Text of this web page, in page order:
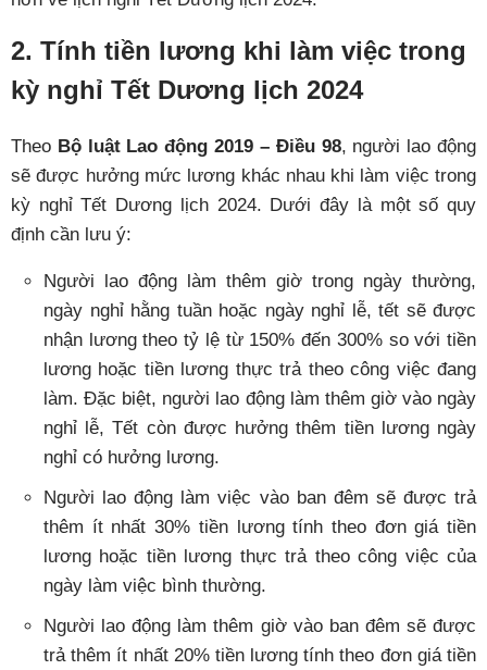
2. Tính tiền lương khi làm việc trong
kỳ nghỉ Tết Dương lịch 2024
Theo Bộ luật Lao động 2019 – Điều 98, người lao động
sẽ được hưởng mức lương khác nhau khi làm việc trong
kỳ nghỉ Tết Dương lịch 2024. Dưới đây là một số quy
định cần lưu ý:
Người lao động làm thêm giờ trong ngày thường,
ngày nghỉ hằng tuần hoặc ngày nghỉ lễ, tết sẽ được
nhận lương theo tỷ lệ từ 150% đến 300% so với tiền
lương hoặc tiền lương thực trả theo công việc đang
làm. Đặc biệt, người lao động làm thêm giờ vào ngày
nghỉ lễ, Tết còn được hưởng thêm tiền lương ngày
nghỉ có hưởng lương.
Người lao động làm việc vào ban đêm sẽ được trả
thêm ít nhất 30% tiền lương tính theo đơn giá tiền
lương hoặc tiền lương thực trả theo công việc của
ngày làm việc bình thường.
Người lao động làm thêm giờ vào ban đêm sẽ được
trả thêm ít nhất 20% tiền lương tính theo đơn giá tiền